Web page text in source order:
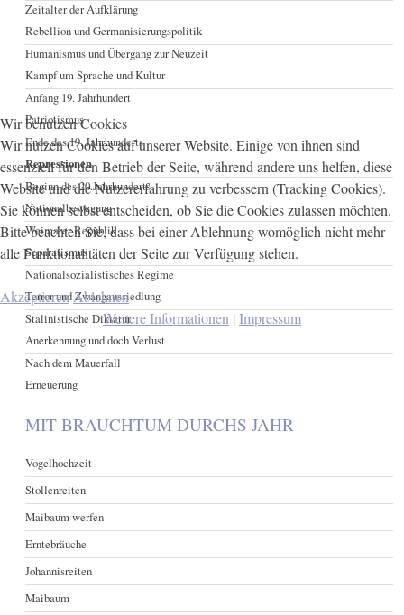
Zeitalter der Aufklärung
Rebellion und Germanisierungspolitik
Humanismus und Übergang zur Neuzeit
Kampf um Sprache und Kultur
Anfang 19. Jahrhundert
Patriotismus
Ende des 19. Jahrhunderts
Repressionen
Beginn des 20.Jahrhunderts
Nationalbewegung
Weimarer Republik
Separatismus
Nationalsozialistisches Regime
Terror und Zwangaussiedlung
Stalinistische Diktatur
Anerkennung und doch Verlust
Nach dem Mauerfall
Erneuerung
MIT BRAUCHTUM DURCHS JAHR
Vogelhochzeit
Stollenreiten
Maibaum werfen
Erntebräuche
Johannisreiten
Maibaum
Wir benutzen Cookies
Wir nutzen Cookies auf unserer Website. Einige von ihnen sind
essenziell für den Betrieb der Seite, während andere uns helfen, diese
Website und die Nutzererfahrung zu verbessern (Tracking Cookies).
Sie können selbst entscheiden, ob Sie die Cookies zulassen möchten.
Bitte beachten Sie, dass bei einer Ablehnung womöglich nicht mehr
alle Funktionalitäten der Seite zur Verfügung stehen.
Akzeptieren Ablehnen
Weitere Informationen | Impressum